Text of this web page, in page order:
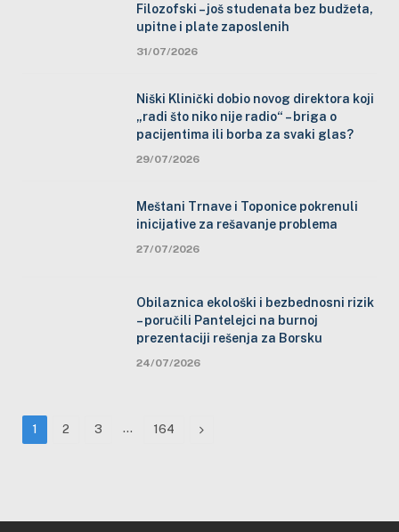
Filozofski – još studenata bez budžeta,
upitne i plate zaposlenih
31/07/2026
Niški Klinički dobio novog direktora koji
„radi što niko nije radio“ – briga o
pacijentima ili borba za svaki glas?
29/07/2026
Meštani Trnave i Toponice pokrenuli
inicijative za rešavanje problema
27/07/2026
Obilaznica ekološki i bezbednosni rizik
– poručili Pantelejci na burnoj
prezentaciji rešenja za Borsku
24/07/2026
1 2 3 … 164 Next